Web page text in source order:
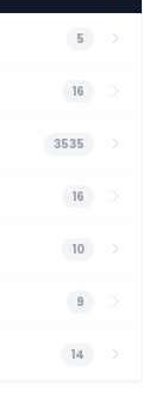
5
16
3535
16
10
9
14